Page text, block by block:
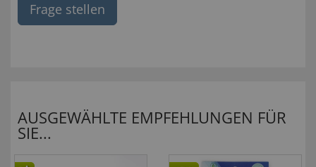
Frage stellen
AUSGEWÄHLTE EMPFEHLUNGEN FÜR
SIE...